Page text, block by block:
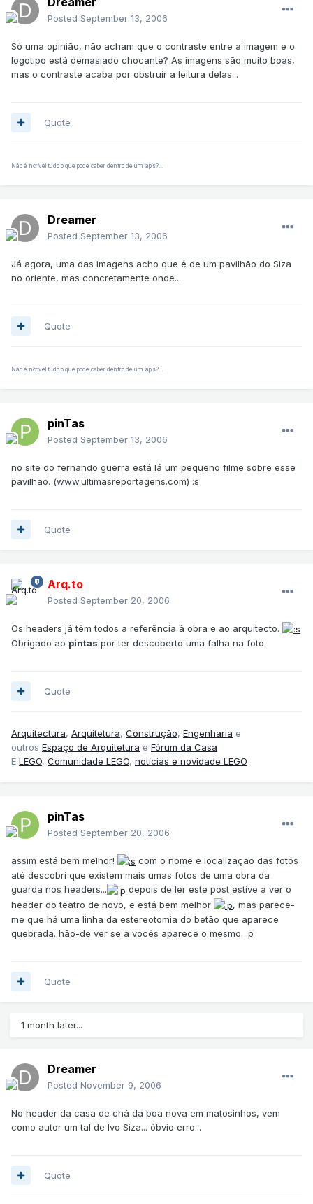
Posted September 13, 2006
Só uma opinião, não acham que o contraste entre a imagem e o
logotipo está demasiado chocante? As imagens são muito boas,
mas o contraste acaba por obstruir a leitura delas...
Quote
Não é incrível tudo o que pode caber dentro de um lápis?...
Dreamer
Posted September 13, 2006
Já agora, uma das imagens acho que é de um pavilhão do Siza
no oriente, mas concretamente onde...
Quote
Não é incrível tudo o que pode caber dentro de um lápis?...
pinTas
Posted September 13, 2006
no site do fernando guerra está lá um pequeno filme sobre esse
pavilhão. (www.ultimasreportagens.com) :s
Quote
Arq.to
Posted September 20, 2006
Os headers já têm todos a referência à obra e ao arquitecto.
Obrigado ao pintas por ter descoberto uma falha na foto.
Quote
Arquitectura, Arquitetura, Construção, Engenharia e
outros Espaço de Arquitetura e Fórum da Casa
E LEGO, Comunidade LEGO, notícias e novidade LEGO
pinTas
Posted September 20, 2006
assim está bem melhor!
com o nome e localização das fotos
até descobri que existem mais umas fotos de uma obra da
guarda nos headers...
depois de ler este post estive a ver o
header do teatro de novo, e está bem melhor
, mas parece-
me que há uma linha da estereotomia do betão que aparece
quebrada. hão-de ver se a vocês aparece o mesmo. :p
Quote
1 month later...
Dreamer
Posted November 9, 2006
No header da casa de chá da boa nova em matosinhos, vem
como autor um tal de Ivo Siza... óbvio erro...
Quote